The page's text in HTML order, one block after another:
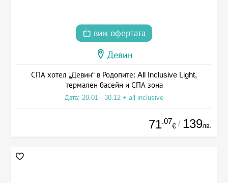
виж офертата
Девин
СПА хотел „Девин“ в Родопите: All Inclusive Light,
термален басейн и СПА зона
Дата: 20.01 - 30.12 + all inclusive
71.07
€ / 139лв.